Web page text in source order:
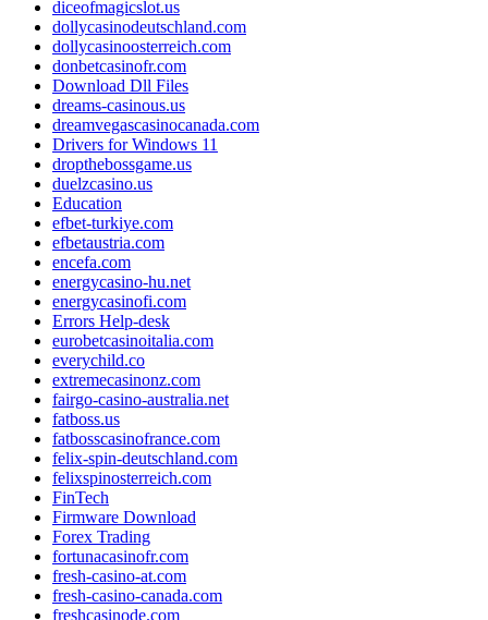
diceofmagicslot.us
dollycasinodeutschland.com
dollycasinoosterreich.com
donbetcasinofr.com
Download Dll Files
dreams-casinous.us
dreamvegascasinocanada.com
Drivers for Windows 11
dropthebossgame.us
duelzcasino.us
Education
efbet-turkiye.com
efbetaustria.com
encefa.com
energycasino-hu.net
energycasinofi.com
Errors Help-desk
eurobetcasinoitalia.com
everychild.co
extremecasinonz.com
fairgo-casino-australia.net
fatboss.us
fatbosscasinofrance.com
felix-spin-deutschland.com
felixspinosterreich.com
FinTech
Firmware Download
Forex Trading
fortunacasinofr.com
fresh-casino-at.com
fresh-casino-canada.com
freshcasinode.com